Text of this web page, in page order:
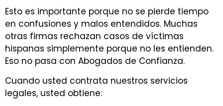
Esto es importante porque no se pierde tiempo
en confusiones y malos entendidos. Muchas
otras firmas rechazan casos de víctimas
hispanas simplemente porque no les entienden.
Eso no pasa con Abogados de Confianza.
Cuando usted contrata nuestros servicios
legales, usted obtiene: